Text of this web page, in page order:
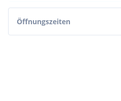
Öffnungszeiten